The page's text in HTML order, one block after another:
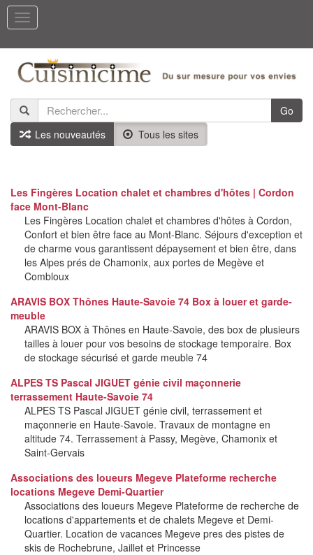
Toggle
navigation
Go
Les nouveautés
Tous les sites
Les Fingères Location chalet et chambres d'hôtes | Cordon
face Mont-Blanc
Les Fingères Location chalet et chambres d'hôtes à Cordon,
Confort et bien être face au Mont-Blanc. Séjours d'exception et
de charme vous garantissent dépaysement et bien être, dans
les Alpes prés de Chamonix, aux portes de Megève et
Combloux
ARAVIS BOX Thônes Haute-Savoie 74 Box à louer et garde-
meuble
ARAVIS BOX à Thônes en Haute-Savoie, des box de plusieurs
tailles à louer pour vos besoins de stockage temporaire. Box
de stockage sécurisé et garde meuble 74
ALPES TS Pascal JIGUET génie civil maçonnerie
terrassement Haute-Savoie 74
ALPES TS Pascal JIGUET génie civil, terrassement et
maçonnerie en Haute-Savoie. Travaux de montagne en
altitude 74. Terrassement à Passy, Megève, Chamonix et
Saint-Gervais
Associations des loueurs Megeve Plateforme recherche
locations Megeve Demi-Quartier
Associations des loueurs Megeve Plateforme de recherche de
locations d'appartements et de chalets Megeve et Demi-
Quartier. Location de vacances Megeve pres des pistes de
skis de Rochebrune, Jaillet et Princesse